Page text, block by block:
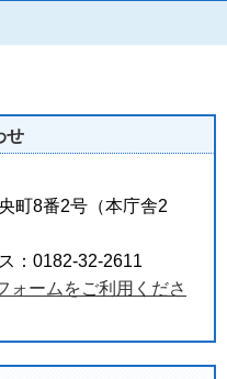
せ
町8番2号（本庁舎2
：0182-32-2611
ォームをご利用くださ